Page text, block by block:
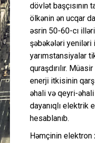
dövlət başçısının
ölkənin ən ucqar
əsrin 50-60-cı
şəbəkələri yeniləri
yarımstansiyalar
quraşdırılır.
enerji itkisinin
əhali və qeyri-
dayanıqlı elektrik
hesablanıb.
Həmçinin